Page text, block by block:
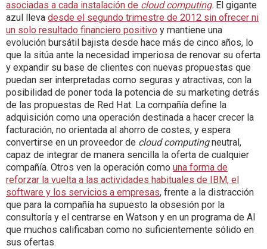
asociadas a cada instalación de cloud computing. El gigante
azul lleva desde el segundo trimestre de 2012 sin ofrecer ni
un solo resultado financiero positivo y mantiene una
evolución bursátil bajista desde hace más de cinco años, lo
que la sitúa ante la necesidad imperiosa de renovar su oferta
y expandir su base de clientes con nuevas propuestas que
puedan ser interpretadas como seguras y atractivas, con la
posibilidad de poner toda la potencia de su marketing detrás
de las propuestas de Red Hat. La compañía define la
adquisición como una operación destinada a hacer crecer la
facturación, no orientada al ahorro de costes, y espera
convertirse en un proveedor de cloud computingneutral,
capaz de integrar de manera sencilla la oferta de cualquier
compañía. Otros ven la operación como una forma de
reforzar la vuelta a las actividades habituales de IBM, el
software y los servicios a empresas, frente a la distracción
que para la compañía ha supuesto la obsesión por la
consultoría y el centrarse en Watson y en un programa de AI
que muchos calificaban como no suficientemente sólido en
sus ofertas.